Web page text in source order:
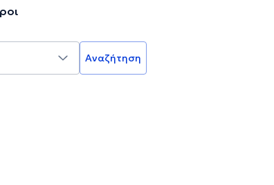
Αναζήτηση